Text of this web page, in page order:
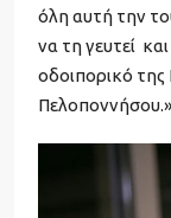
όλη αυτή την
να τη γευτεί
οδοιπορικό της
Πελοποννήσου.»